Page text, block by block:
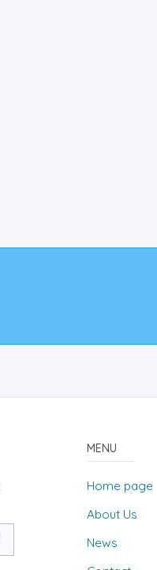
MENU
Home page
About Us
News